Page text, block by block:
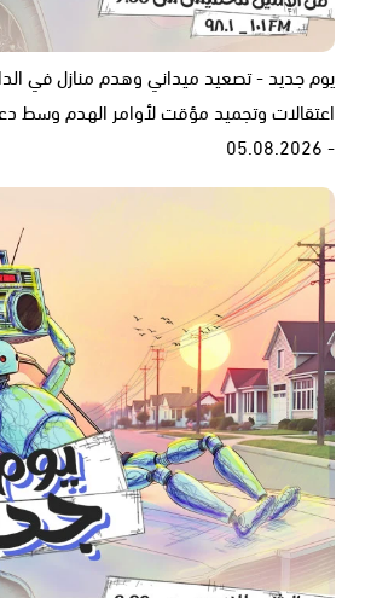
يوم جديد - تصعيد ميداني وهدم منازل في
اعتقالات وتجميد مؤقت لأوامر الهدم وسط
- 05.08.2026